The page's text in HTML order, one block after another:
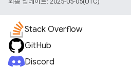
Stack Overflow
GitHub
Discord